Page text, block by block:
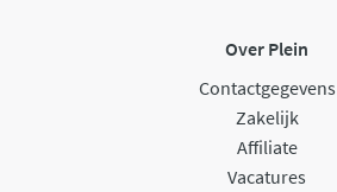
Over Plein
Contactgegevens
Zakelijk
Affiliate
Vacatures